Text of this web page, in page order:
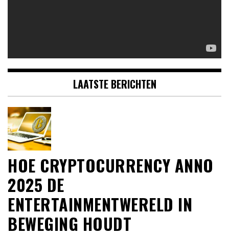
LAATSTE BERICHTEN
HOE CRYPTOCURRENCY ANNO
2025 DE
ENTERTAINMENTWERELD IN
BEWEGING HOUDT